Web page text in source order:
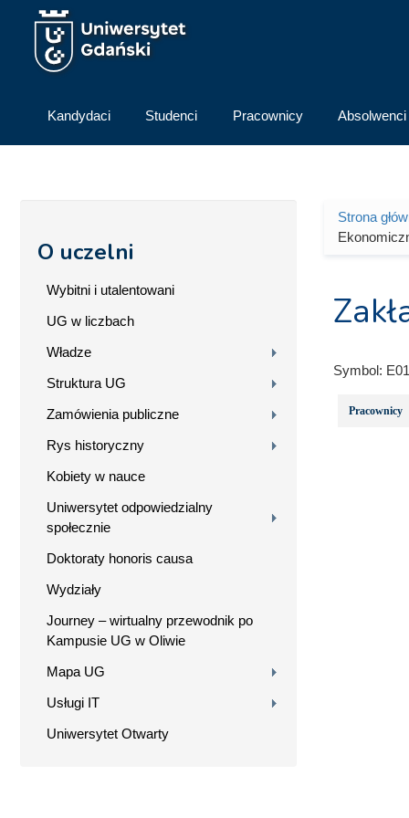
Przejdź do treści
Kandydaci Studenci Pracownicy Absolwenci
O uczelni
Wybitni i utalentowani
UG w liczbach
Władze
Struktura UG
Zamówienia publiczne
Rys historyczny
Kobiety w nauce
Uniwersytet odpowiedzialny
społecznie
Doktoraty honoris causa
Wydziały
Journey – wirtualny przewodnik po
Kampusie UG w Oliwie
Mapa UG
Usługi IT
Uniwersytet Otwarty
Strona
Symbol:
Pracownicy